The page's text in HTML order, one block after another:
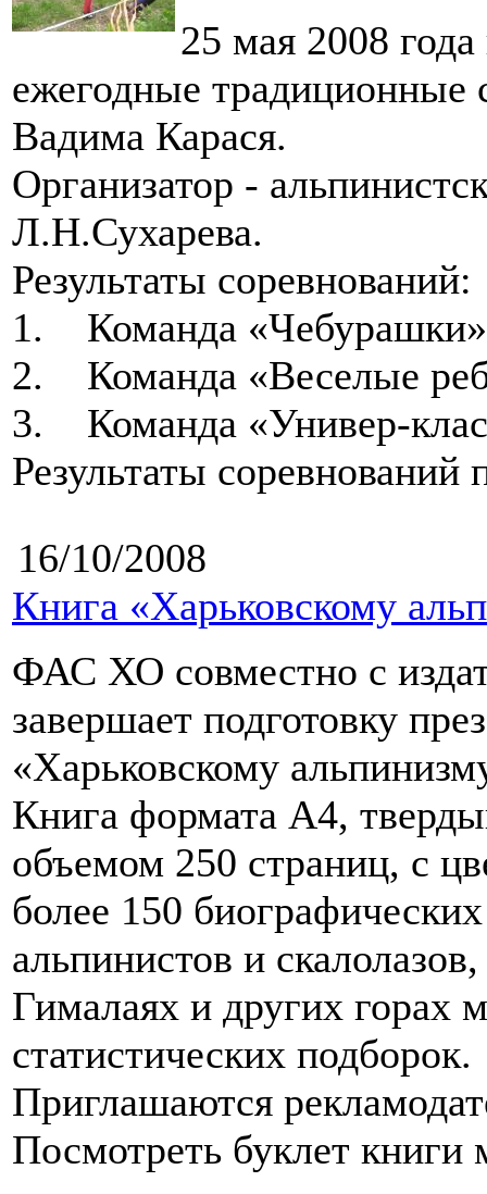
25 мая 2008
ежегодные традиционные
Вадима Карася.
Организатор -
Л.Н.Сухарева.
Результаты соревнований:
1. Команда
2. Команда «Веселые
3. Команда «Универ-
Результаты соревнований
16/10/2008
Книга «Харьковскому
ФАС ХО совместно с
завершает подготовку
«Харьковскому
Книга формата А4,
объемом 250 страниц, с
более 150
альпинистов и
Гималаях и других горах
статистических подборок.
Приглашаются
Посмотреть буклет